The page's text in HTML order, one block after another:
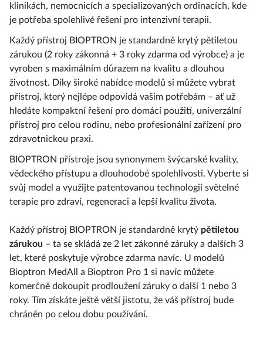
klinikách, nemocnicích a specializovaných ordinacích, kde
je potřeba spolehlivé řešení pro intenzivní terapii.
Každý přístroj BIOPTRON je standardně krytý pětiletou
zárukou (2 roky zákonná + 3 roky zdarma od výrobce) a je
vyroben s maximálním důrazem na kvalitu a dlouhou
životnost. Díky široké nabídce modelů si můžete vybrat
přístroj, který nejlépe odpovídá vašim potřebám – ať už
hledáte kompaktní řešení pro domácí použití, univerzální
přístroj pro celou rodinu, nebo profesionální zařízení pro
zdravotnickou praxi.
BIOPTRON přístroje jsou synonymem švýcarské kvality,
vědeckého přístupu a dlouhodobé spolehlivosti. Vyberte si
svůj model a využijte patentovanou technologii světelné
terapie pro zdraví, regeneraci a lepší kvalitu života.
Každý přístroj BIOPTRON je standardně krytý pětiletou
zárukou – ta se skládá ze 2 let zákonné záruky a dalších 3
let, které poskytuje výrobce zdarma navíc. U modelů
Bioptron MedAll a Bioptron Pro 1 si navíc můžete
komerčně dokoupit prodloužení záruky o další 1 nebo 3
roky. Tím získáte ještě větší jistotu, že váš přístroj bude
chráněn po celou dobu používání.